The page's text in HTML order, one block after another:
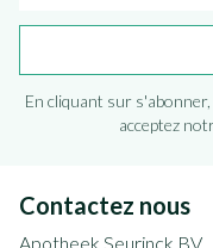
En cliquant sur
acceptez
Contactez nous
Apotheek Seurinck BV